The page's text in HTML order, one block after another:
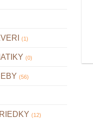
(1)
(0)
(56)
(12)